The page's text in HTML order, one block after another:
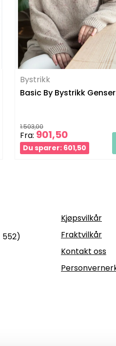
Bystrikk
Basic By Bystrikk Genser
1.503,00
Fra: 901,50
Du sparer: 601,50
552)
Kjøpsvilkår
Fraktvilkår
Kontakt oss